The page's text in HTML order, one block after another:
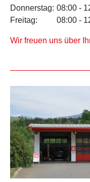
Donnerstag: 08:00 -
Freitag:
08:00 -
Wir freuen uns über